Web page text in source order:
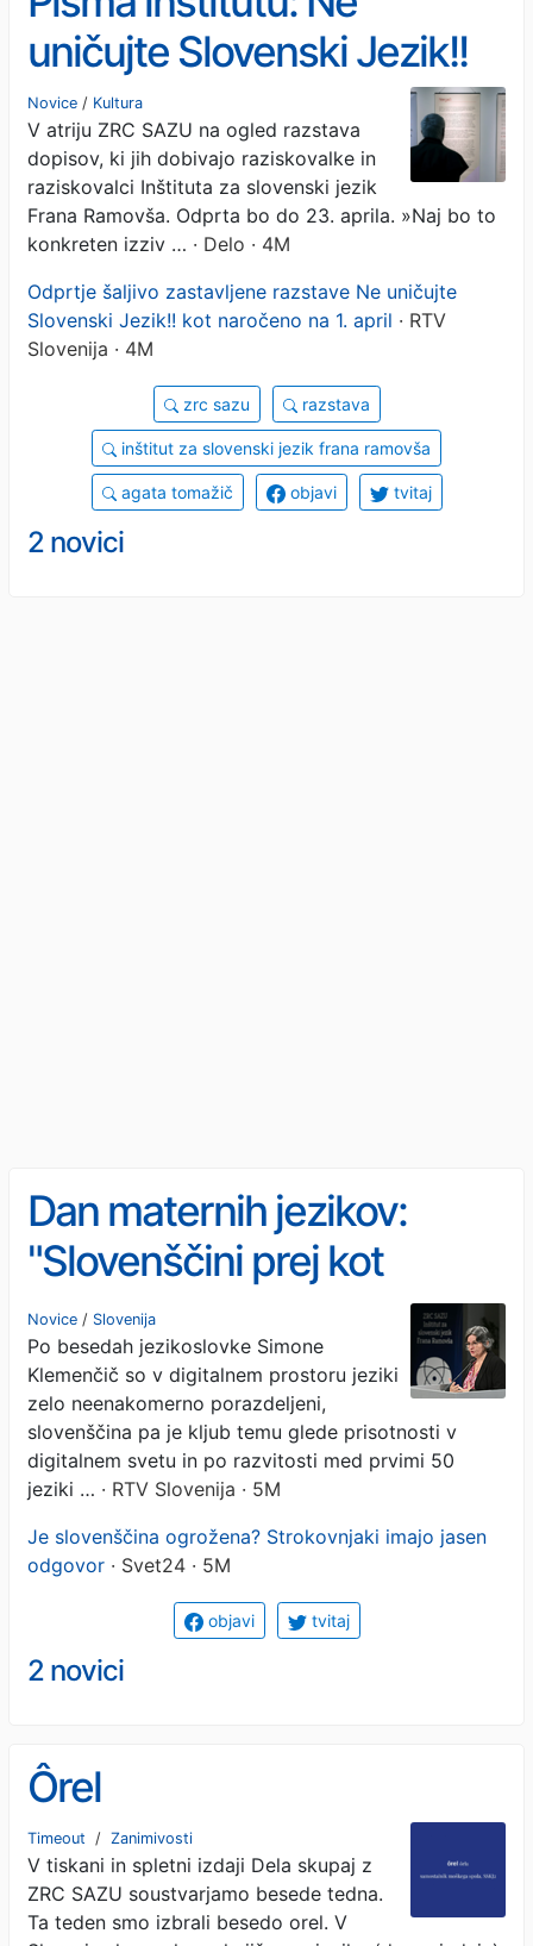
uničujte Slovenski Jezik!!
Novice / Kultura
V atriju ZRC SAZU na ogled razstava
dopisov, ki jih dobivajo raziskovalke in
raziskovalci Inštituta za slovenski jezik
Frana Ramovša. Odprta bo do 23. aprila. »Naj bo to
konkreten izziv … · Delo · 4M
Odprtje šaljivo zastavljene razstave Ne uničujte
Slovenski Jezik!! kot naročeno na 1. april · RTV
Slovenija · 4M
zrc sazu razstava
inštitut za slovenski jezik frana ramovša
agata tomažič objavi tvitaj
2 novici
Dan maternih jezikov:
"Slovenščini prej kot
izumrtje "grozi", da se bo
zelo preoblikovala"
Novice / Slovenija
Po besedah jezikoslovke Simone
Klemenčič so v digitalnem prostoru jeziki
zelo neenakomerno porazdeljeni,
slovenščina pa je kljub temu glede prisotnosti v
digitalnem svetu in po razvitosti med prvimi 50
jeziki … · RTV Slovenija · 5M
Je slovenščina ogrožena? Strokovnjaki imajo jasen
odgovor · Svet24 · 5M
objavi tvitaj
2 novici
Ôrel
Timeout / Zanimivosti
V tiskani in spletni izdaji Dela skupaj z
ZRC SAZU soustvarjamo besede tedna.
Ta teden smo izbrali besedo orel. V